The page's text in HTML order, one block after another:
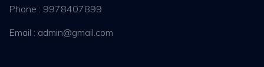
Phone : 9978407899
Email : admin@gmail.com